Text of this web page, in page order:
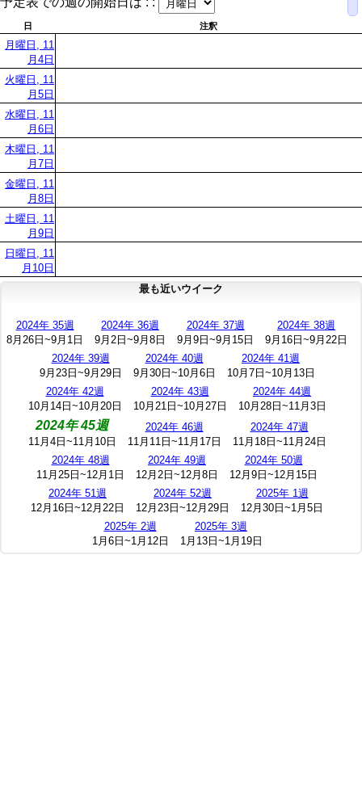
日 注釈
月曜日, 11
月4日
火曜日, 11
月5日
水曜日, 11
月6日
木曜日, 11
月7日
金曜日, 11
月8日
土曜日, 11
月9日
日曜日, 11
月10日
最も近いウイーク
2024年 35週
8月26日~9月1日
2024年 36週
9月2日~9月8日
2024年 37週
9月9日~9月15日
2024年 38週
9月16日~9月22日
2024年 39週
9月23日~9月29日
2024年 40週
9月30日~10月6日
2024年 41週
10月7日~10月13日
2024年 42週
10月14日~10月20日
2024年 43週
10月21日~10月27日
2024年 44週
10月28日~11月3日
2024年 45週
11月4日~11月10日
2024年 46週
11月11日~11月17日
2024年 47週
11月18日~11月24日
2024年 48週
11月25日~12月1日
2024年 49週
12月2日~12月8日
2024年 50週
12月9日~12月15日
2024年 51週
12月16日~12月22日
2024年 52週
12月23日~12月29日
2025年 1週
12月30日~1月5日
2025年 2週
1月6日~1月12日
2025年 3週
1月13日~1月19日